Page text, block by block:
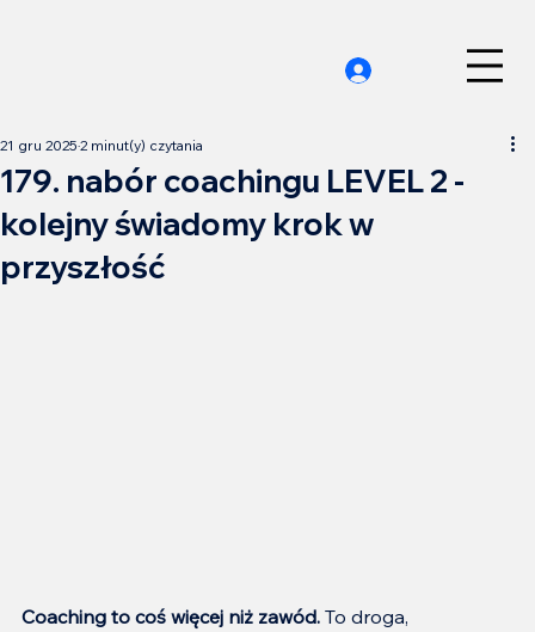
179. nabór coachingu LEVEL 2 -
kolejny świadomy krok w
przyszłość
21 gru 2025 2 minut(y) czytania
Coaching to coś więcej niż zawód. To droga,